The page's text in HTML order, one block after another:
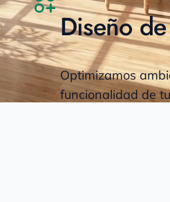
Diseño
Optimizamos
funcionalidad de